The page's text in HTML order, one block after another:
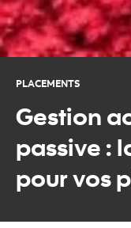
PLACEMENTS
Gestion
passive :
pour vos